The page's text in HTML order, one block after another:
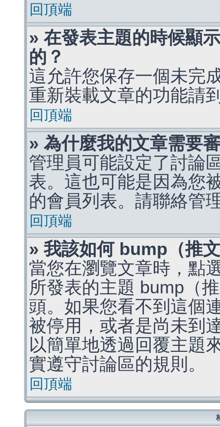
回頂端
» 在發表主題的時候顯
的？
這允許您保存一個未完
重新裝載文章的功能請
回頂端
» 為什麼我的文章需要
管理員可能設定了討論
表。這也可能是因為您
的會員列表。請聯絡管
回頂端
» 我該如何 bump（推
當您在瀏覽文章時，點
所發表的主題 bump（
頭。如果您看不到這個
被停用，或者是尚未到
以簡單地透過回覆主題
實遵守討論區的規則。
回頂端